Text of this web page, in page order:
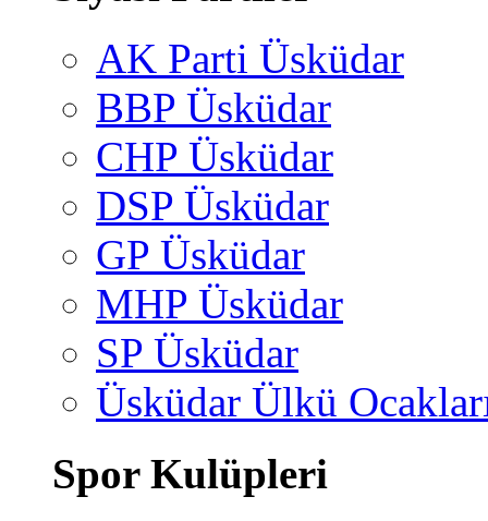
AK Parti Üsküdar
BBP Üsküdar
CHP Üsküdar
DSP Üsküdar
GP Üsküdar
MHP Üsküdar
SP Üsküdar
Üsküdar Ülkü
Spor Kulüpleri